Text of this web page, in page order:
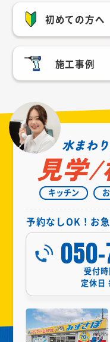
初めての方へ
施工事例
水まわ
見学/
キッチン
予約なしOK！お
受付時
定休日